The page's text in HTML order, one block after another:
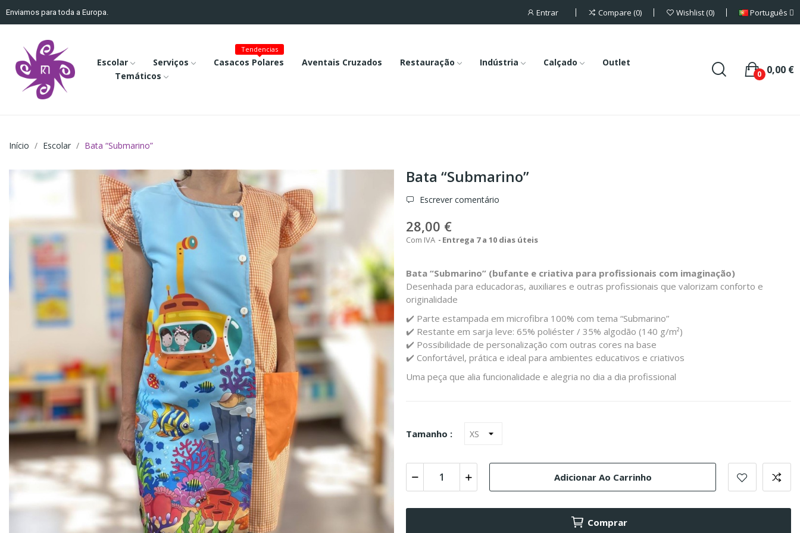
Enviamos para toda a Europa. Entrar Compare 0 Wishlist 0 Português
Escolar Serviços Casacos Polares
Tendencias
Aventais Cruzados Restauração Indústria Calçado
Outlet
Temáticos
0,00 €
0
Início Escolar Bata “Submarino”
Bata “Submarino”
Escrever comentário
28,00 €
Com IVA Entrega 7 a 10 dias úteis
Bata “Submarino” (bufante e criativa para profissionais com imaginação)
Desenhada para educadoras, auxiliares e outras profissionais que valorizam conforto e
originalidade
✔️ Parte estampada em microfibra 100% com tema “Submarino”
✔️ Restante em sarja leve: 65% poliéster / 35% algodão (140 g/m²)
✔️ Possibilidade de personalização com outras cores na base
✔️ Confortável, prática e ideal para ambientes educativos e criativos
Uma peça que alia funcionalidade e alegria no dia a dia profissional
Tamanho :
Adicionar Ao Carrinho
Comprar